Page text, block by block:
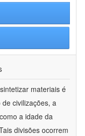
materiais é
civilizações, a
a idade da
divisões ocorrem